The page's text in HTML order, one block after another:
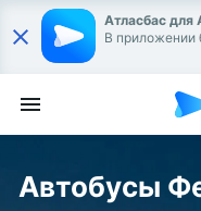
Атласбас для
В приложении
Автобусы